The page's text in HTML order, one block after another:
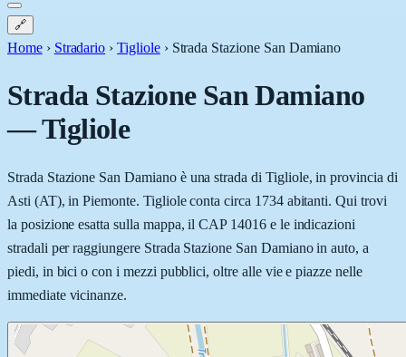
🔗
Home › Stradario › Tigliole › Strada Stazione San Damiano
Strada Stazione San Damiano
—Tigliole
Strada Stazione San Damiano è una strada di Tigliole, in provincia di
Asti (AT), in Piemonte. Tigliole conta circa 1734 abitanti. Qui trovi
la posizione esatta sulla mappa, il CAP 14016 e le indicazioni
stradali per raggiungere Strada Stazione San Damiano in auto, a
piedi, in bici o con i mezzi pubblici, oltre alle vie e piazze nelle
immediate vicinanze.